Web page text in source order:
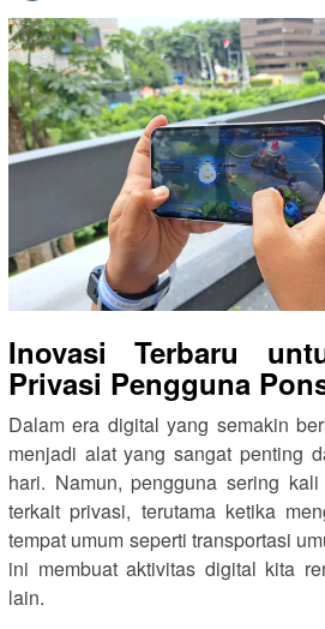
Inovasi Terbaru
Privasi Pengguna
Dalam era digital yang semakin
menjadi alat yang sangat penting
hari. Namun, pengguna sering
terkait privasi, terutama ketika
tempat umum seperti transportasi
ini membuat aktivitas digital kita
lain.